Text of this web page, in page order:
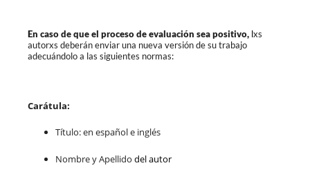
En caso de que el proceso de evaluación sea positivo, lxs
autorxs deberán enviar una nueva versión de su trabajo
adecuándolo a las siguientes normas:
Carátula:
Título: en español e inglés
Nombre y Apellido del autor